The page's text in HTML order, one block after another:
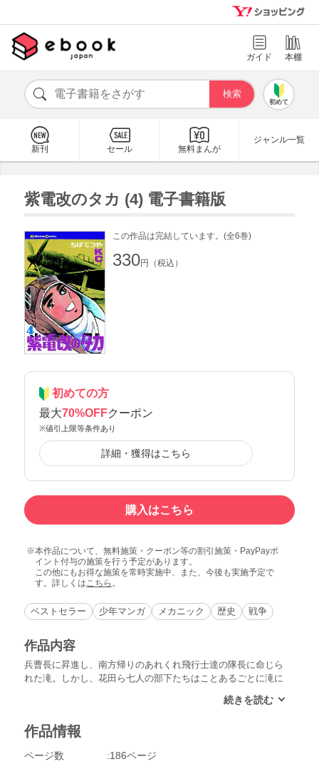
ガイド 本棚
初めて
新刊 セール 無料まんが
ジャンル一覧
紫電改のタカ (4) 電子書籍版
この作品は完結しています。(全6巻)
330円（税込）
初めての方
最大70%OFFクーポン
※値引上限等条件あり
詳細・獲得はこちら
購入はこちら
本作品について、無料施策・クーポン等の割引施策・PayPayポ
イント付与の施策を行う予定があります。
この他にもお得な施策を常時実施中、また、今後も実施予定で
す。詳しくはこちら 。
ベストセラー 少年マンガ メカニック 歴史 戦争
作品内容
兵曹長に昇進し、南方帰りのあれくれ飛行士達の隊長に命じら
れた滝。しかし、花田ら七人の部下たちはことあるごとに滝に
壊滅せよ、と密命を受けた滝らは、南方の孤島に作られた秘密
の大群に発見されてしまう。基地の秘密を守るため、敵機の中
助けに行った滝は、隊長を首になってしまう。
作品情報
ページ数
186ページ